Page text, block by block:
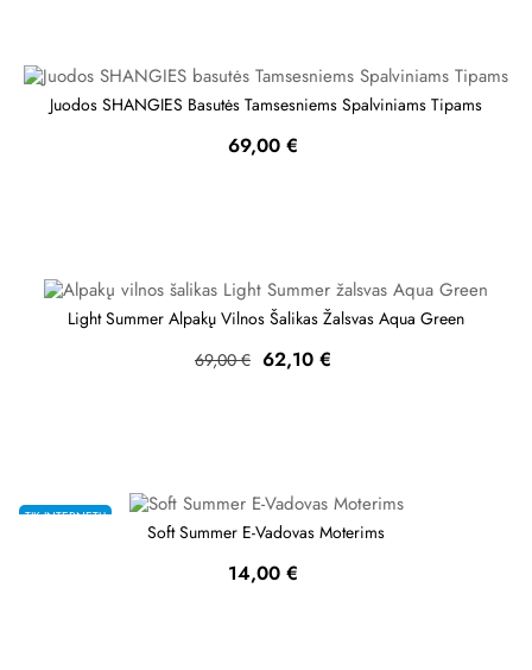
Juodos SHANGIES Basutės Tamsesniems Spalviniams Tipams
Kaina
69,00 €
Light Summer Alpakų Vilnos Šalikas Žalsvas Aqua Green
Bazinė
69,00 € Kaina
62,10 €
TIK INTERNETU
Soft Summer E-Vadovas Moterims
Kaina
14,00 €